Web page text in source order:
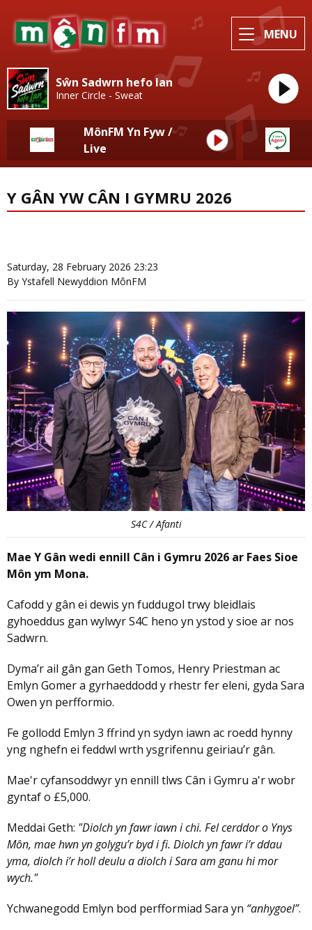
MENU
Sŵn Sadwrn hefo Ian
Inner Circle - Sweat
MônFM Yn Fyw /
Live
Y GÂN YW CÂN I GYMRU 2026
Saturday, 28 February 2026 23:23
By Ystafell Newyddion MônFM
S4C / Afanti
Mae Y Gân wedi ennill Cân i Gymru 2026 ar Faes Sioe
Môn ym Mona.
Cafodd y gân ei dewis yn fuddugol trwy bleidlais
gyhoeddus gan wylwyr S4C heno yn ystod y sioe ar nos
Sadwrn.
Dyma’r ail gân gan Geth Tomos, Henry Priestman ac
Emlyn Gomer a gyrhaeddodd y rhestr fer eleni, gyda Sara
Owen yn perfformio.
Fe gollodd Emlyn 3 ffrind yn sydyn iawn ac roedd hynny
yng nghefn ei feddwl wrth ysgrifennu geiriau’r gân.
Mae'r cyfansoddwyr yn ennill tlws Cân i Gymru a'r wobr
gyntaf o £5,000.
Meddai Geth: "Diolch yn fawr iawn i chi. Fel cerddor o Ynys
Môn, mae hwn yn golygu’r byd i fi. Diolch yn fawr i’r ddau
yma, diolch i’r holl deulu a diolch i Sara am ganu hi mor
wych."
Ychwanegodd Emlyn bod perfformiad Sara yn “anhygoel”.